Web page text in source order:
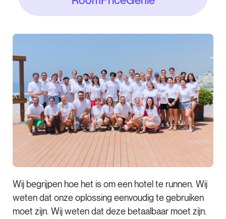
Wij begrijpen hoe het is om een hotel te runnen. Wij
weten dat onze oplossing eenvoudig te gebruiken
moet zijn. Wij weten dat deze betaalbaar moet zijn.